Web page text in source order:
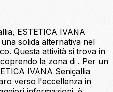
ESTETICA IVANA
solida alternativa nel
Questa attività si trova in
la zona di . Per un
IVANA Senigallia
verso l'eccellenza in